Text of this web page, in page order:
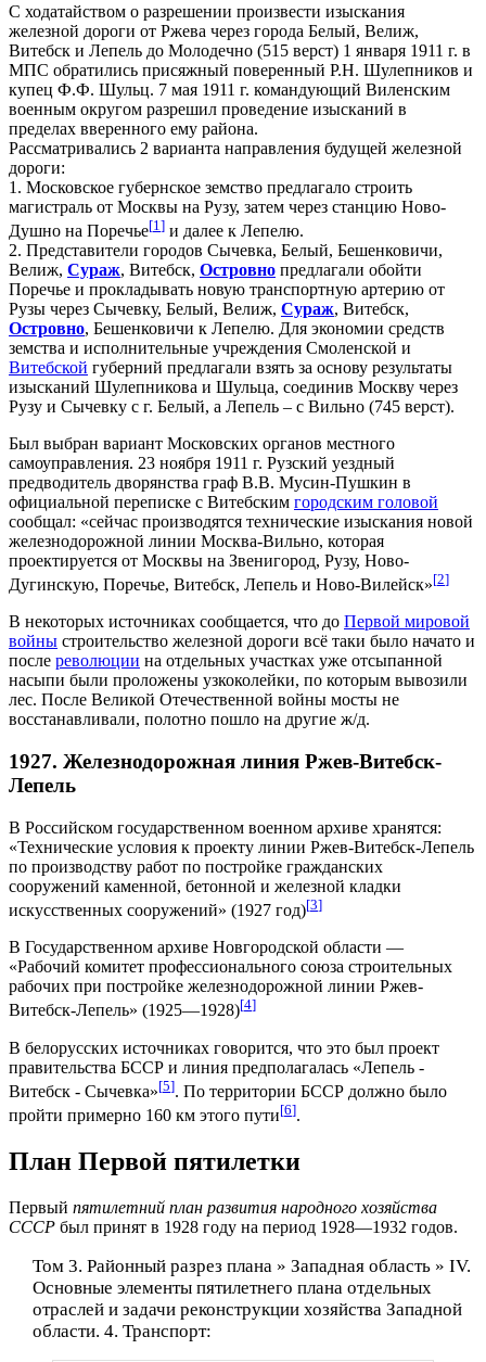
С ходатайством о разрешении произвести изыскания
железной дороги от Ржева через города Белый, Велиж,
Витебск и Лепель до Молодечно (515 верст) 1 января 1911 г. в
МПС обратились присяжный поверенный Р.Н. Шулепников и
купец Ф.Ф. Шульц. 7 мая 1911 г. командующий Виленским
военным округом разрешил проведение изысканий в
пределах вверенного ему района.
Рассматривались 2 варианта направления будущей железной
дороги:
1. Московское губернское земство предлагало строить
магистраль от Москвы на Рузу, затем через станцию Ново-
Душно на Поречье[1 ] и далее к Лепелю.
2. Представители городов Сычевка, Белый, Бешенковичи,
Велиж, Сураж, Витебск, Островно предлагали обойти
Поречье и прокладывать новую транспортную артерию от
Рузы через Сычевку, Белый, Велиж, Сураж, Витебск,
Островно, Бешенковичи к Лепелю. Для экономии средств
земства и исполнительные учреждения Смоленской и
Витебской губерний предлагали взять за основу результаты
изысканий Шулепникова и Шульца, соединив Москву через
Рузу и Сычевку с г. Белый, а Лепель – с Вильно (745 верст).
Был выбран вариант Московских органов местного
самоуправления. 23 ноября 1911 г. Рузский уездный
предводитель дворянства граф В.В. Мусин-Пушкин в
официальной переписке с Витебским городским головой
сообщал: «сейчас производятся технические изыскания новой
железнодорожной линии Москва-Вильно, которая
проектируется от Москвы на Звенигород, Рузу, Ново-
Дугинскую, Поречье, Витебск, Лепель и Ново-Вилейск»[2]
В некоторых источниках сообщается, что до Первой мировой
войны строительство железной дороги всё таки было начато и
после революции на отдельных участках уже отсыпанной
насыпи были проложены узкоколейки, по которым вывозили
лес. После Великой Отечественной войны мосты не
восстанавливали, полотно пошло на другие ж/д.
1927. Железнодорожная линия Ржев-Витебск-
Лепель
В Российском государственном военном архиве хранятся:
«Технические условия к проекту линии Ржев-Витебск-Лепель
по производству работ по постройке гражданских
сооружений каменной, бетонной и железной кладки
искусственных сооружений» (1927 год)[3]
В Государственном архиве Новгородской области —
«Рабочий комитет профессионального союза строительных
рабочих при постройке железнодорожной линии Ржев-
Витебск-Лепель» (1925—1928)[4]
В белорусских источниках говорится, что это был проект
правительства БССР и линия предполагалась «Лепель -
Витебск - Сычевка»[5]. По территории БССР должно было
пройти примерно 160 км этого пути[6].
План Первой пятилетки
Первый пятилетний план развития народного хозяйства
СССР был принят в 1928 году на период 1928—1932 годов.
Том 3. Районный разрез плана » Западная область » IV.
Основные элементы пятилетнего плана отдельных
отраслей и задачи реконструкции хозяйства Западной
области. 4. Транспорт: